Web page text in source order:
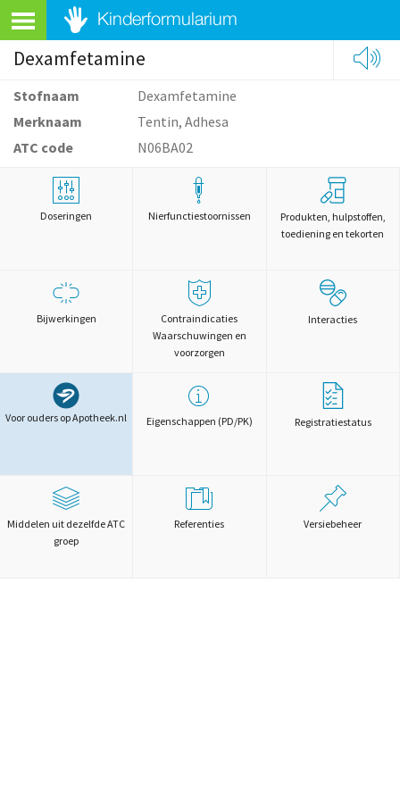
Dexamfetamine
Stofnaam
Dexamfetamine
Merknaam
Tentin, Adhesa
ATC code
N06BA02
Doseringen Nierfunctiestoornissen
Produkten, hulpstoffen,
toediening en tekorten
Bijwerkingen
Contraindicaties
Waarschuwingen en
voorzorgen
Interacties
Voor ouders op Apotheek.nl Eigenschappen (PD/PK) Registratiestatus
Middelen uit dezelfde ATC
groep
Referenties Versiebeheer